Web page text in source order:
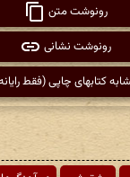
رونوشت متن
رونوشت نشانی
کتابهای چاپی (فقط